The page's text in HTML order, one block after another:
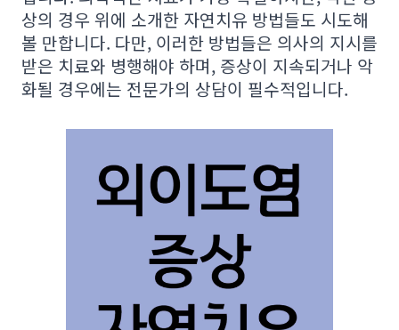
상의 경우 위에 소개한 자연치유 방법들도 시도해
볼 만합니다. 다만, 이러한 방법들은 의사의 지시를
받은 치료와 병행해야 하며, 증상이 지속되거나 악
화될 경우에는 전문가의 상담이 필수적입니다.